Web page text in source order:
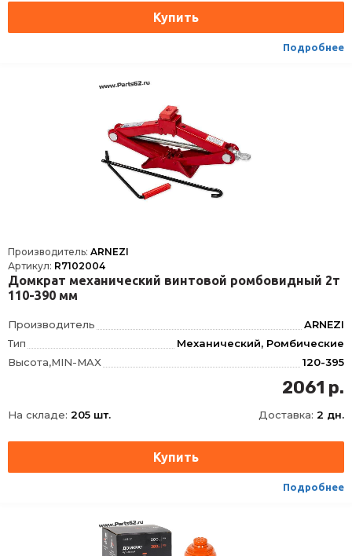
Подробнее
Производитель: ARNEZI
Артикул: R7102004
Домкрат механический винтовой ромбовидный 2т
110-390 мм
Производитель
ARNEZI
Тип
Механический, Ромбические
Высота,MIN-MAX
120-395
ромбический
Высота подхвата
120
2061 р.
На складе: 205 шт. Доставка: 2 дн.
Подробнее